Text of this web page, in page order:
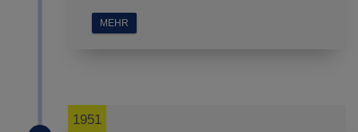
MEHR
1951